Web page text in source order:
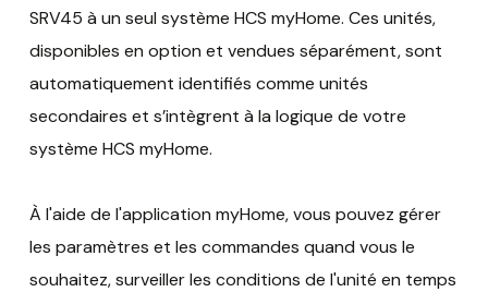
SRV45 à un seul système HCS myHome. Ces unités,
disponibles en option et vendues séparément, sont
automatiquement identifiés comme unités
secondaires et s’intègrent à la logique de votre
système HCS myHome.
À l'aide de l'application myHome, vous pouvez gérer
les paramètres et les commandes quand vous le
souhaitez, surveiller les conditions de l'unité en temps